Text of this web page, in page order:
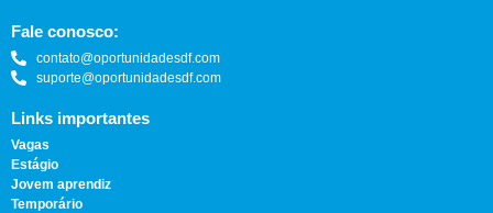
Fale conosco:
contato@oportunidadesdf.com
suporte@oportunidadesdf.com
Links importantes
Vagas
Estágio
Jovem aprendiz
Temporário